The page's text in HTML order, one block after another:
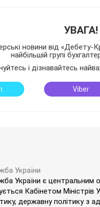
УВАГА!
новини від «Дебету-
найбільшій групі
і дізнавайтесь
Viber
України
України є центральним
Кабінетом Міністрів
державну політику з